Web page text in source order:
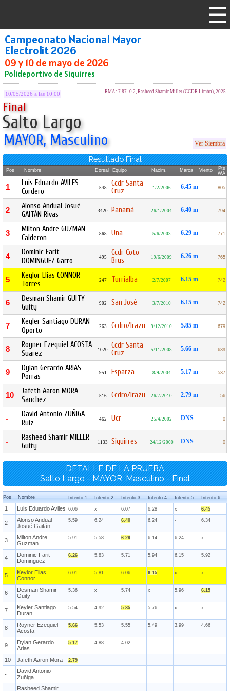
Campeonato Nacional Mayor
Electrolit 2026
09 y 10 de mayo de 2026
Polideportivo de Siquirres
10/05/2026 a las 10:00 RMA: 7.87 -0.2, Rasheed Shamir Miller (CCDR Limón), 2025
Final
Salto Largo
MAYOR, Masculino Ver Siembra
Resultado Final
Pos Nombre Dorsal Equipo Nacim. Marca Viento
Pts
WA
1
Luis Eduardo AVILES
Cordero
548
Ccdr Santa
Cruz
1/2/2006 6.45 m 805
2
Alonso Andual Josué
GAITÁN Rivas
3420 Panamá 26/1/2004 6.40 m 794
3
Milton Andre GUZMAN
Calderon
868 Una 5/6/2003 6.29 m 771
4
Dominic Farit
DOMINGUEZ Garro
495
Ccdr Coto
Brus
19/6/2009 6.26 m 765
5
Keylor Elias CONNOR
Torres
247 Turrialba 2/7/2007 6.15 m 742
6
Desman Shamir GUITY
Guity
902 San José 3/7/2010 6.15 m 742
7
Keyler Santiago DURAN
Oporto
263 Ccdro/Irazu 9/12/2010 5.85 m 679
8
Royner Ezequiel ACOSTA
Suarez
1020
Ccdr Santa
Cruz
5/11/2008 5.66 m 639
9
Dylan Gerardo ARIAS
Porras
951 Esparza 8/9/2004 5.17 m 537
10
Jafeth Aaron MORA
Sanchez
516 Ccdro/Irazu 26/7/2010 2.79 m 56
-
David Antonio ZUÑIGA
Ruiz
462 Ucr 25/4/2002 DNS 0
-
Rasheed Shamir MILLER
Guity
1133 Siquirres 24/12/2000 DNS 0
DETALLE DE LA PRUEBA
Salto Largo - MAYOR, Masculino - Final
Pos Nombre Intento 1 Intento 2 Intento 3 Intento 4 Intento 5 Intento 6
1 Luis Eduardo Aviles 6.06 x 6.07 6.28 x 6.45
2
Alonso Andual
Josué Gaitán
5.59 6.24 6.40 6.24 - 6.34
3
Milton Andre
Guzman
5.91 5.58 6.29 6.14 6.24 x
4
Dominic Farit
Dominguez
6.26 5.83 5.71 5.94 6.15 5.92
5
Keylor Elias
Connor
6.01 5.81 6.06 6.15 x x
6
Desman Shamir
Guity
5.36 x 5.74 x 5.96 6.15
7
Keyler Santiago
Duran
5.54 4.92 5.85 5.76 x x
8
Royner Ezequiel
Acosta
5.66 5.53 5.55 5.49 3.99 4.66
9
Dylan Gerardo
Arias
5.17 4.88 4.02
10 Jafeth Aaron Mora 2.79
-
David Antonio
Zuñiga
Rasheed Shamir